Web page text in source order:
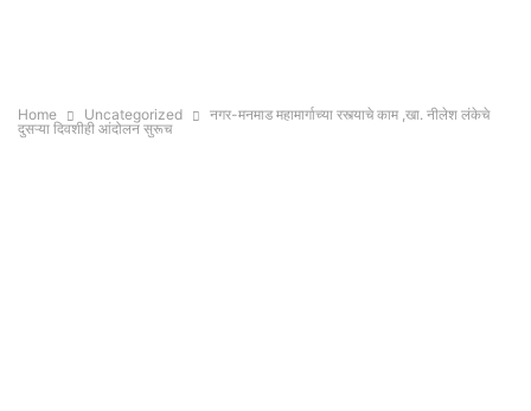
Home Uncategorized
नगर-मनमाड महामार्गाच्या रस्त्याचे काम ,खा. नीलेश लंकेचे
दुसऱ्या दिवशीही आंदोलन सुरूच